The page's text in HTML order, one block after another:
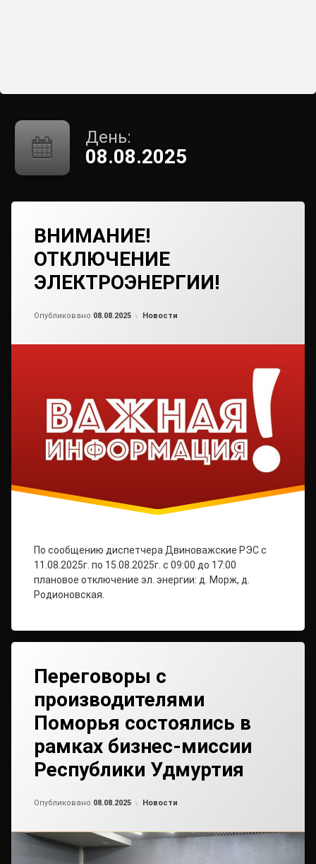
День:
08.08.2025
ВНИМАНИЕ!
ОТКЛЮЧЕНИЕ
ЭЛЕКТРОЭНЕРГИИ!
Опубликовано 08.08.2025 Рубрики:
Новости
По сообщению диспетчера Двиноважские РЭС с
11.08.2025г. по 15.08.2025г. с 09:00 до 17:00
плановое отключение эл. энергии: д. Морж, д.
Родионовская.
Переговоры с
производителями
Поморья состоялись в
рамках бизнес-миссии
Республики Удмуртия
Опубликовано 08.08.2025 Рубрики:
Новости